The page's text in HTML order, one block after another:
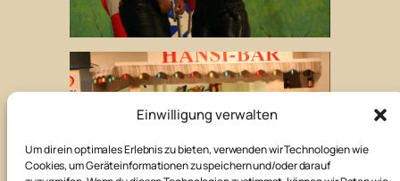
Einwilligung verwalten
Um dir ein optimales Erlebnis zu bieten, verwenden wir Technologien wie
Cookies, um Geräteinformationen zu speichern und/oder darauf